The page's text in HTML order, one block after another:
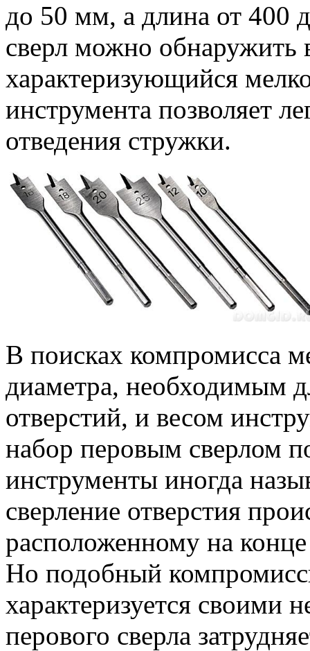
до 50 мм, а длина от 400
сверл можно обнаружить
характеризующийся
инструмента позволяет
отведения стружки.
В поисках компромисса
диаметра, необходимым
отверстий, и весом
набор перовым сверлом
инструменты иногда
сверление отверстия
расположенному на
Но подобный
характеризуется своими
перового сверла